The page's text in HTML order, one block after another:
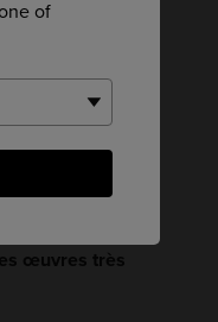
of
œuvres très